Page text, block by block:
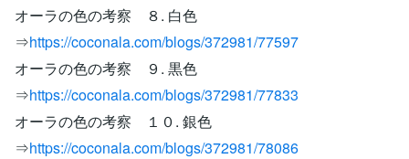
オーラの色の考察 ８. 白色
⇒https://coconala.com/blogs/372981/77597
オーラの色の考察 ９. 黒色
⇒https://coconala.com/blogs/372981/77833
オーラの色の考察 １０. 銀色
⇒https://coconala.com/blogs/372981/78086